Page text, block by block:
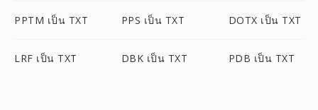
PPTM เป็น TXT PPS เป็น TXT DOTX เป็น TXT
LRF เป็น TXT DBK เป็น TXT PDB เป็น TXT